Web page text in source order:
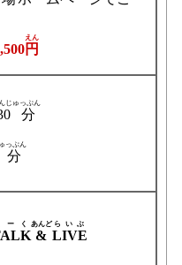
円
えん
分
じゅっぷん
っぷん
ーく
&
あんど
LIVE
らいぶ